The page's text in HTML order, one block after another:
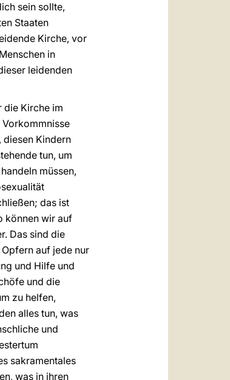
sein sollte,
Staaten
Kirche, vor
in
leidenden
die Kirche im
diesen Kindern
tun, um
müssen,
das ist
können wir auf
Das sind die
auf jede nur
und Hilfe und
und die
zu helfen,
alles tun, was
und
sakramentales
was in ihren